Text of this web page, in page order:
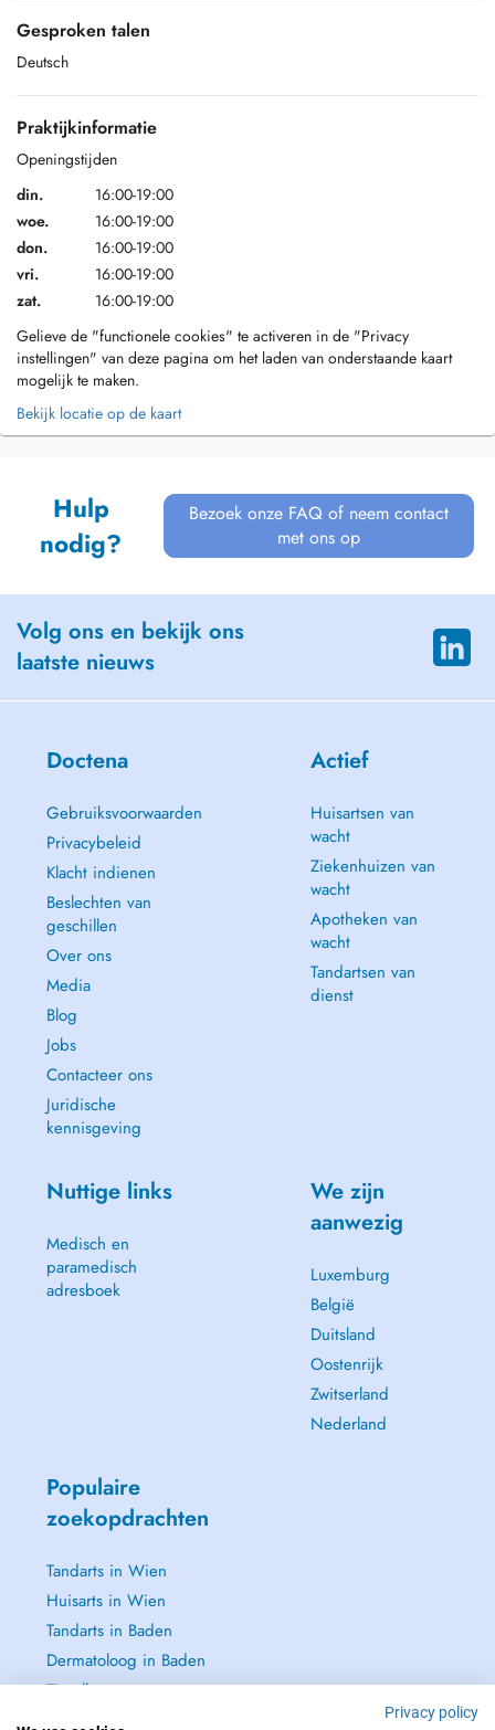
Gesproken talen
Deutsch
Praktijkinformatie
Openingstijden
din.
16:00-19:00
woe.
16:00-19:00
don.
16:00-19:00
vri.
16:00-19:00
zat.
16:00-19:00
Gelieve de "functionele cookies" te activeren in de "Privacy
instellingen" van deze pagina om het laden van onderstaande kaart
mogelijk te maken.
Bekijk locatie op de kaart
Hulp
nodig?
Bezoek onze FAQ of neem contact
met ons op
Volg ons en bekijk ons
laatste nieuws
Doctena
Gebruiksvoorwaarden
Privacybeleid
Klacht indienen
Beslechten van
geschillen
Over ons
Media
Blog
Jobs
Contacteer ons
Juridische
kennisgeving
Actief
Huisartsen van
wacht
Ziekenhuizen van
wacht
Apotheken van
wacht
Tandartsen van
dienst
Nuttige links
Medisch en
paramedisch
adresboek
We zijn
aanwezig
Luxemburg
België
Duitsland
Oostenrijk
Zwitserland
Nederland
Populaire
zoekopdrachten
Tandarts in Wien
Huisarts in Wien
Tandarts in Baden
Dermatoloog in Baden
Zie alle →
Privacy policy